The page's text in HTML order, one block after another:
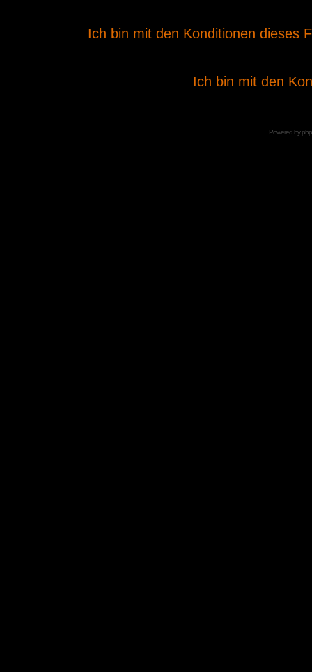
Ich bin mit den Konditionen dieses
Ich bin mit den
Powered by